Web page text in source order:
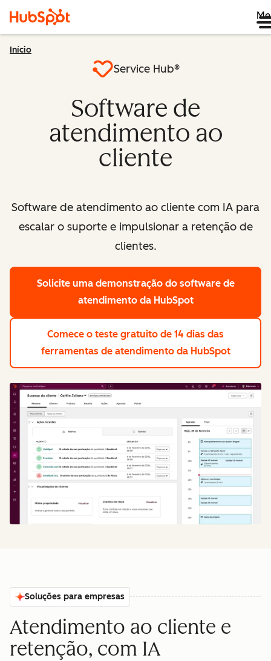
Início
Service Hub®
Software de
atendimento ao
cliente
Software de atendimento ao cliente com IA para
escalar o suporte e impulsionar a retenção de
clientes.
Solicite uma demonstração do software de
atendimento da HubSpot
Comece o teste gratuito de 14 dias das
ferramentas de atendimento da HubSpot
Soluções para empresas
Atendimento ao cliente e
retenção, com IA